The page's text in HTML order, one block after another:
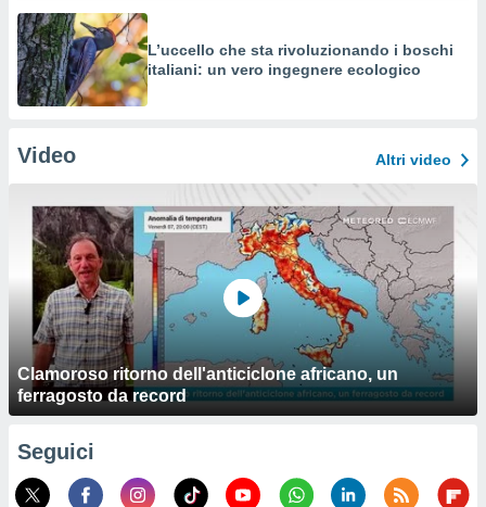
L’uccello che sta rivoluzionando i boschi
italiani: un vero ingegnere ecologico
Video Altri video
Clamoroso ritorno dell'anticiclone africano, un
ferragosto da record
Seguici